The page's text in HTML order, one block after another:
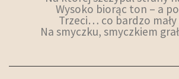
Wysoko biorąc ton – a
Trzeci… co bardzo
Na smyczku, smyczkiem